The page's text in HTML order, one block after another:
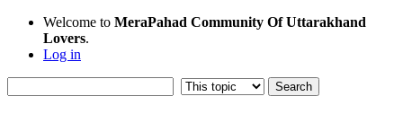
Welcome to MeraPahad Community Of Uttarakhand
Lovers.
Log in